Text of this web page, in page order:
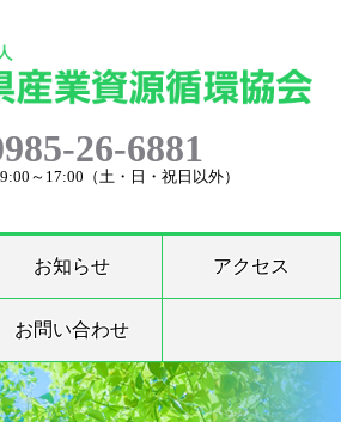
26-6881
～17:00（土・日・祝日以外）
お知らせ アクセス
お問い合わせ